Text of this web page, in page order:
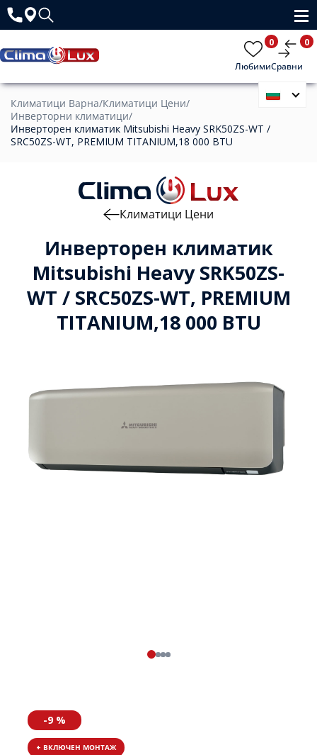
Любими
0
Сравни
0
Климатици Варна/Климатици Цени/
Инверторни климатици/
Инверторен климатик Mitsubishi Heavy SRK50ZS-WT /
SRC50ZS-WT, PREMIUM TITANIUM,18 000 BTU
Инверторен климатик
Mitsubishi Heavy SRK50ZS-
WT / SRC50ZS-WT, PREMIUM
TITANIUM,18 000 BTU
Климатици Цени
-9 %
+ ВКЛЮЧЕН МОНТАЖ